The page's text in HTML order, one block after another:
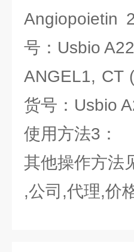
Angiopoietin
号：Usbio
ANGEL1, CT
货号：Usbio
使用方法3：
其他操作方法
,公司,代理,价